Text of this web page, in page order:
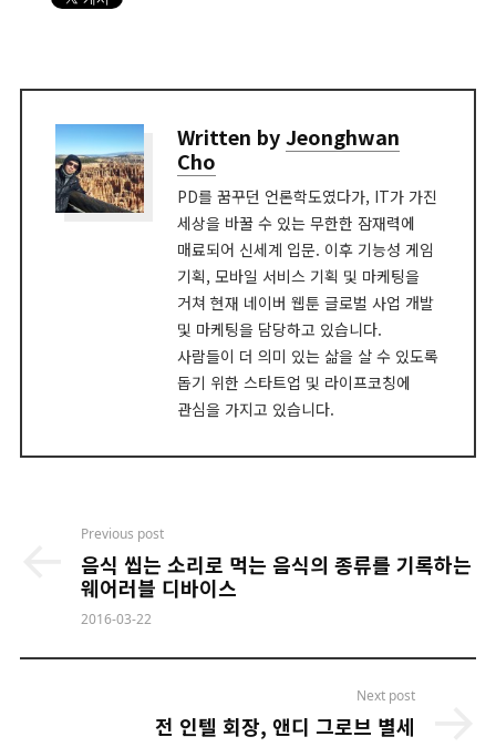
Written byJeonghwan
Cho
PD를 꿈꾸던 언론학도였다가, IT가 가진
세상을 바꿀 수 있는 무한한 잠재력에
매료되어 신세계 입문. 이후 기능성 게임
기획, 모바일 서비스 기획 및 마케팅을
거쳐 현재 네이버 웹툰 글로벌 사업 개발
및 마케팅을 담당하고 있습니다.
사람들이 더 의미 있는 삶을 살 수 있도록
돕기 위한 스타트업 및 라이프코칭에
관심을 가지고 있습니다.
navigation
Previous post
음식 씹는 소리로 먹는 음식의 종류를 기록하는
웨어러블 디바이스
2016-03-22
Next post
전 인텔 회장, 앤디 그로브 별세